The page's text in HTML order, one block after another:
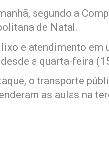
segundo a
de Natal.
e atendimento em
a quarta-feira
o transporte
as aulas na